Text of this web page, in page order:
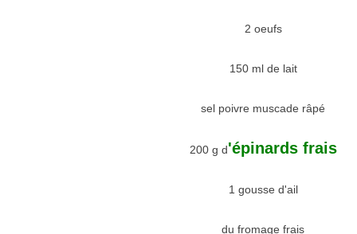
2 oeufs
150 ml de lait
sel poivre muscade râpé
200 g d'épinards frais
1 gousse d'ail
du fromage frais